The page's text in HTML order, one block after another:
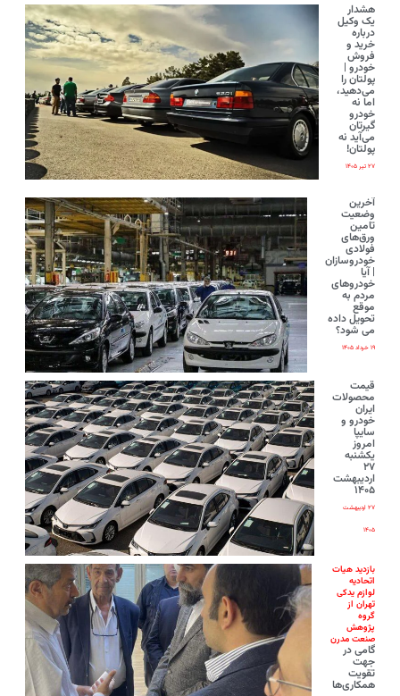
هشدار
یک وکیل
درباره
خرید و
فروش
خودرو |
پولتان را
می‌دهید،
اما نه
خودرو
گیرتان
می‌آید نه
پولتان!
۲۷ تیر ۱۴۰۵
آخرین
وضعیت
تامین
ورق‌های
فولادی
خودروسازان
| آیا
خودروهای
مردم به
موقع
تحویل داده
می شود؟
۱۹ خرداد ۱۴۰۵
قیمت
محصولات
ایران‌
خودرو و
سایپا
امروز
یکشنبه
۲۷
اردیبهشت
۱۴۰۵
۲۷ اردیبهشت
۱۴۰۵
بازدید هیات
اتحادیه
لوازم یدکی
تهران از
گروه
پژوهش
صنعت مدرن
گامی در
جهت
تقویت
همکاری‌ها